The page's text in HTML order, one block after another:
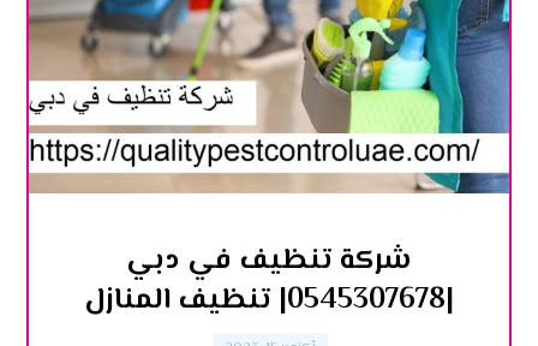
شركة تنظيف في دبي
|0545307678| تنظيف المنازل